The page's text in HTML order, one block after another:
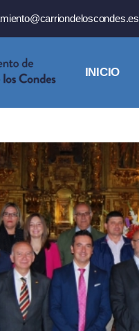
INICIO